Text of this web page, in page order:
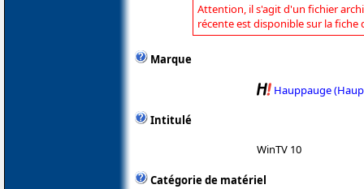
Attention, il s'agit d'un fichier
récente est disponible sur la fiche
Marque
Hauppauge
Intitulé
WinTV 10
Catégorie de matériel